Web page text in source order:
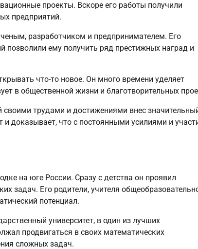
проекты. Вскоре его работы получили
предприятий.
разработчиком и предпринимателем. Его
позволили ему получить ряд престижных наград и
что-то новое. Он много времени уделяет
в общественной жизни и благотворительных
трудами и достижениями внес
и доказывает, что с постоянными усилиями и
на юге России. Сразу с детства он проявил
задач. Его родители, учителя
потенциал.
университет, в один из лучших
продвигаться в своих математических
сложных задач.